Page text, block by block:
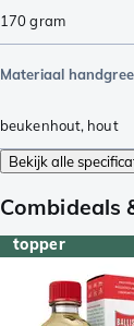
170gram
Materiaal
beukenhout, hout
Bekijk alle
Combideals
topper